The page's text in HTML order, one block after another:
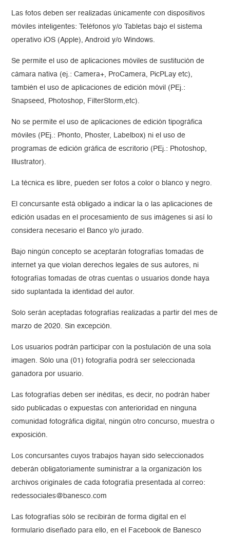
Las fotos deben ser realizadas únicamente con dispositivos
móviles inteligentes: Teléfonos y/o Tabletas bajo el sistema
operativo iOS (Apple), Android y/o Windows.
Se permite el uso de aplicaciones móviles de sustitución de
cámara nativa (ej.: Camera+, ProCamera, PicPLay etc),
también el uso de aplicaciones de edición móvil (PEj.:
Snapseed, Photoshop, FilterStorm,etc).
No se permite el uso de aplicaciones de edición tipográfica
móviles (PEj.: Phonto, Phoster, Labelbox) ni el uso de
programas de edición gráfica de escritorio (PEj.: Photoshop,
Illustrator).
La técnica es libre, pueden ser fotos a color o blanco y negro.
El concursante está obligado a indicar la o las aplicaciones de
edición usadas en el procesamiento de sus imágenes si así lo
considera necesario el Banco y/o jurado.
Bajo ningún concepto se aceptarán fotografías tomadas de
internet ya que violan derechos legales de sus autores, ni
fotografías tomadas de otras cuentas o usuarios donde haya
sido suplantada la identidad del autor.
Solo serán aceptadas fotografías realizadas a partir del mes de
marzo de 2020. Sin excepción.
Los usuarios podrán participar con la postulación de una sola
imagen. Sólo una (01) fotografía podrá ser seleccionada
ganadora por usuario.
Las fotografías deben ser inéditas, es decir, no podrán haber
sido publicadas o expuestas con anterioridad en ninguna
comunidad fotográfica digital, ningún otro concurso, muestra o
exposición.
Los concursantes cuyos trabajos hayan sido seleccionados
deberán obligatoriamente suministrar a la organización los
archivos originales de cada fotografía presentada al correo:
redessociales@banesco.com
Las fotografías sólo se recibirán de forma digital en el
formulario diseñado para ello, en el Facebook de Banesco